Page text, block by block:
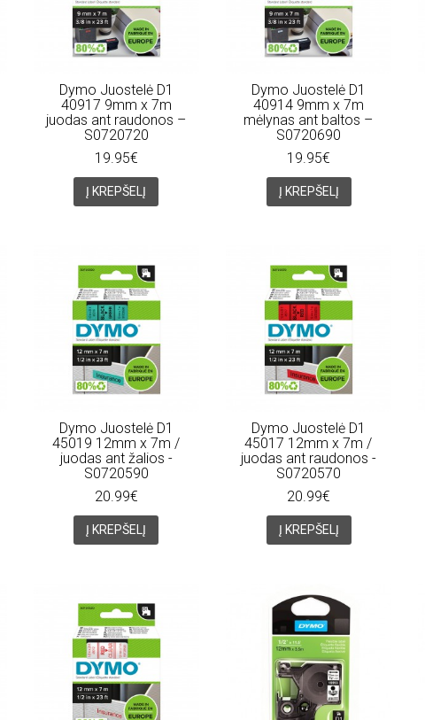
Dymo Juostelė D1
40917 9mm x 7m
juodas ant raudonos –
S0720720
19.95€
Į KREPŠELĮ
Dymo Juostelė D1
40914 9mm x 7m
mėlynas ant baltos –
S0720690
19.95€
Į KREPŠELĮ
Dymo Juostelė D1
45019 12mm x 7m /
juodas ant žalios -
S0720590
20.99€
Į KREPŠELĮ
Dymo Juostelė D1
45017 12mm x 7m /
juodas ant raudonos -
S0720570
20.99€
Į KREPŠELĮ